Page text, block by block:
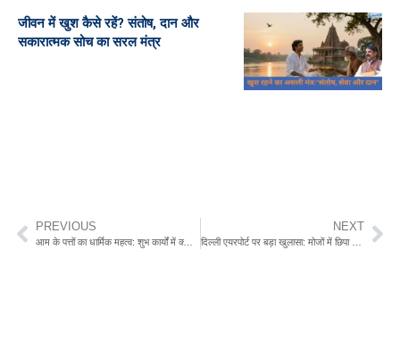
जीवन में खुश कैसे रहें? संतोष, दान और
सकारात्मक सोच का सरल मंत्र
PREVIOUS
आम के पत्तों का धार्मिक महत्व: शुभ कार्यों में क्यों किया जाता है इस्तेमाल? जानिए धार्मिक और वैज्ञानिक कारण
NEXT